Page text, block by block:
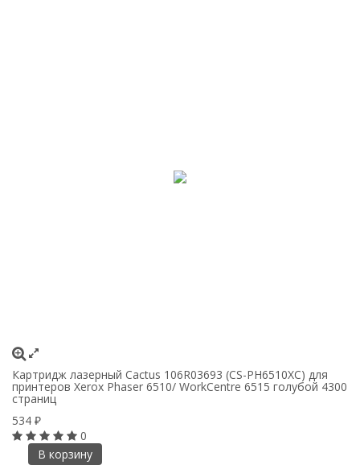
Картридж лазерный Cactus 106R03693 (CS-PH6510XC) для
принтеров Xerox Phaser 6510/ WorkCentre 6515 голубой 4300
страниц
534 ₽
0
В корзину